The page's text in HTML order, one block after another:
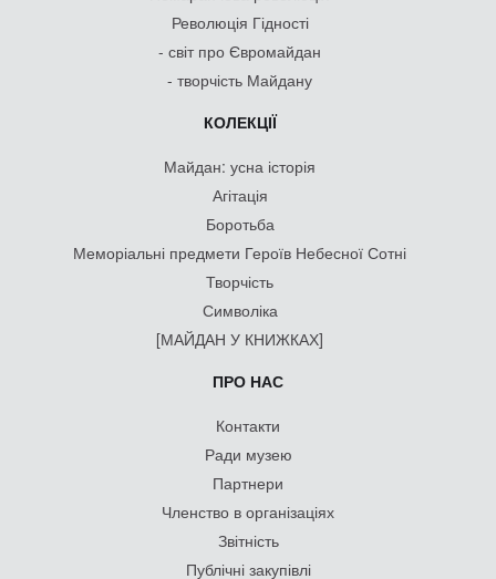
Революція Гідності
- світ про Євромайдан
- творчість Майдану
КОЛЕКЦІЇ
Майдан: усна історія
Агітація
Боротьба
Меморіальні предмети Героїв Небесної Сотні
Творчість
Символіка
[МАЙДАН У КНИЖКАХ]
ПРО НАС
Контакти
Ради музею
Партнери
Членство в організаціях
Звітність
Публічні закупівлі